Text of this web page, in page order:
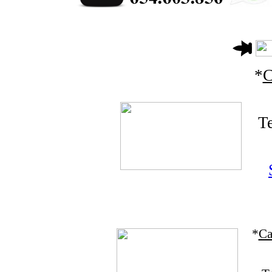
*
*